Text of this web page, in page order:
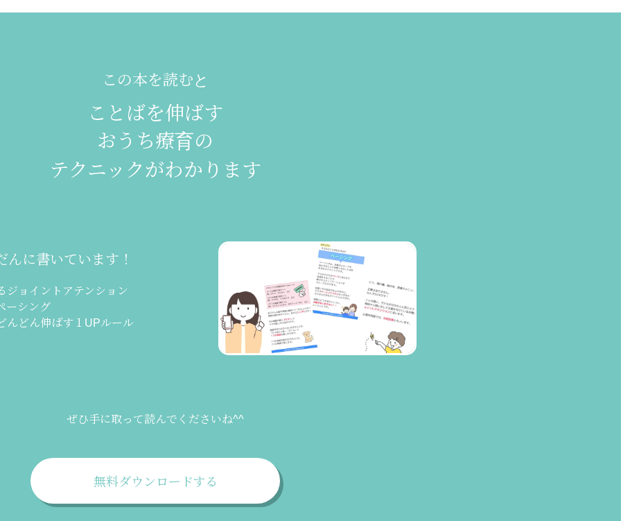
この本を読むと
ことばを伸ばす
おうち療育の
テクニックがわかります
んに書いています！
ジョイントアテンション
ーシング
んどん伸ばす１UPルール
ぜひ手に取って読んでくださいね^^
無料ダウンロードする